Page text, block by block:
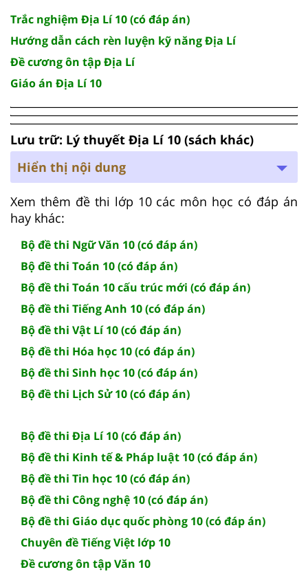
Trắc nghiệm Địa Lí 10 (có đáp án)
Hướng dẫn cách rèn luyện kỹ năng Địa Lí
Đề cương ôn tập Địa Lí
Giáo án Địa Lí 10
Lưu trữ: Lý thuyết Địa Lí 10 (sách khác)
Hiển thị nội dung
Xem thêm đề thi lớp 10 các môn học có đáp án
hay khác:
Bộ đề thi Ngữ Văn 10 (có đáp án)
Bộ đề thi Toán 10 (có đáp án)
Bộ đề thi Toán 10 cấu trúc mới (có đáp án)
Bộ đề thi Tiếng Anh 10 (có đáp án)
Bộ đề thi Vật Lí 10 (có đáp án)
Bộ đề thi Hóa học 10 (có đáp án)
Bộ đề thi Sinh học 10 (có đáp án)
Bộ đề thi Lịch Sử 10 (có đáp án)
Bộ đề thi Địa Lí 10 (có đáp án)
Bộ đề thi Kinh tế & Pháp luật 10 (có đáp án)
Bộ đề thi Tin học 10 (có đáp án)
Bộ đề thi Công nghệ 10 (có đáp án)
Bộ đề thi Giáo dục quốc phòng 10 (có đáp án)
Chuyên đề Tiếng Việt lớp 10
Đề cương ôn tập Văn 10